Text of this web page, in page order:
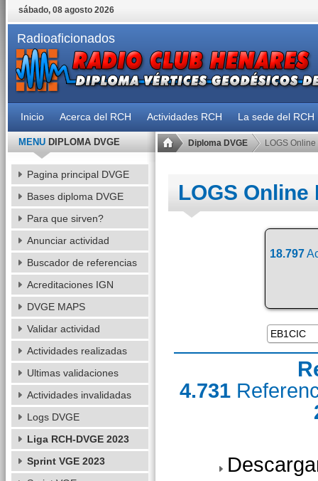
sábado, 08 agosto 2026
Radioaficionados
Inicio Acerca del RCH Actividades RCH La sede del RCH
Diploma DVGE LOGS Online
LOGS Online
18.797
4.731
MENUDIPLOMA DVGE
Pagina principal DVGE
Bases diploma DVGE
Para que sirven?
Anunciar actividad
Buscador de referencias
Acreditaciones IGN
DVGE MAPS
Validar actividad
Actividades realizadas
Ultimas validaciones
Actividades invalidadas
Logs DVGE
Liga RCH-DVGE 2023
Sprint VGE 2023